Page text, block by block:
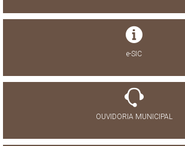
e-SIC
OUVIDORIA MUNICIPAL